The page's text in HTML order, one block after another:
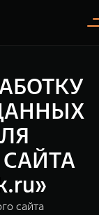
сайта